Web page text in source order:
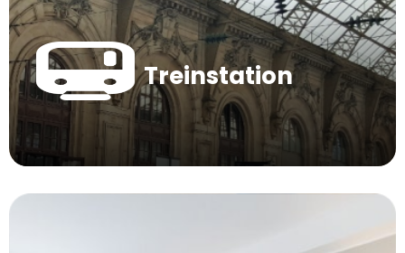
Treinstation